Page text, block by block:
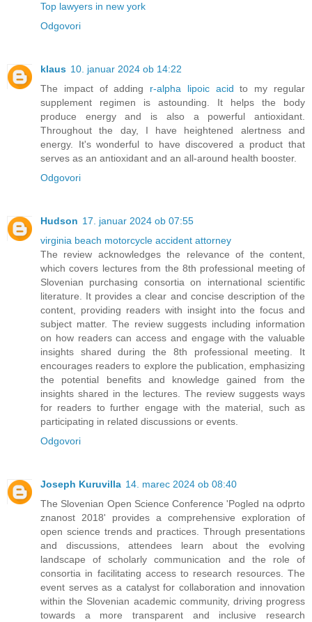
Top lawyers in new york
Odgovori
klaus 10. januar 2024 ob 14:22
The impact of adding r-alpha lipoic acid to my regular
supplement regimen is astounding. It helps the body
produce energy and is also a powerful antioxidant.
Throughout the day, I have heightened alertness and
energy. It's wonderful to have discovered a product that
serves as an antioxidant and an all-around health booster.
Odgovori
Hudson 17. januar 2024 ob 07:55
virginia beach motorcycle accident attorney
The review acknowledges the relevance of the content,
which covers lectures from the 8th professional meeting of
Slovenian purchasing consortia on international scientific
literature. It provides a clear and concise description of the
content, providing readers with insight into the focus and
subject matter. The review suggests including information
on how readers can access and engage with the valuable
insights shared during the 8th professional meeting. It
encourages readers to explore the publication, emphasizing
the potential benefits and knowledge gained from the
insights shared in the lectures. The review suggests ways
for readers to further engage with the material, such as
participating in related discussions or events.
Odgovori
Joseph Kuruvilla 14. marec 2024 ob 08:40
The Slovenian Open Science Conference 'Pogled na odprto
znanost 2018' provides a comprehensive exploration of
open science trends and practices. Through presentations
and discussions, attendees learn about the evolving
landscape of scholarly communication and the role of
consortia in facilitating access to research resources. The
event serves as a catalyst for collaboration and innovation
within the Slovenian academic community, driving progress
towards a more transparent and inclusive research